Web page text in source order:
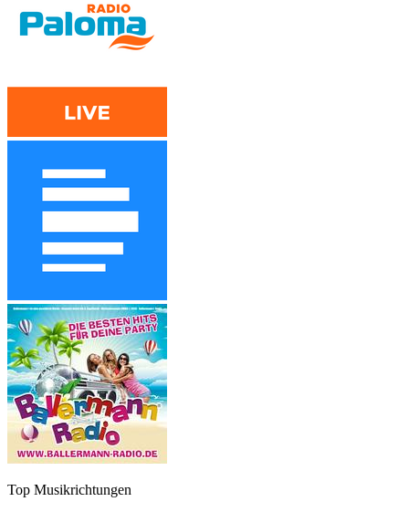
Top Musikrichtungen